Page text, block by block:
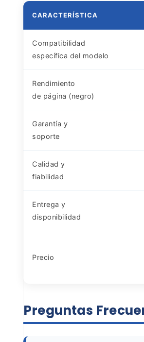
CARACTERÍSTICA
Compatibilidad
específica del modelo
Rendimiento
de página (negro)
Garantía y
soporte
Calidad y
fiabilidad
Entrega y
disponibilidad
Precio
Preguntas